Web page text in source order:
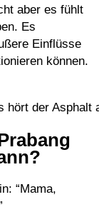
aber es fühlt
Es
Einflüsse
können.
hört der Asphalt
“Mama,